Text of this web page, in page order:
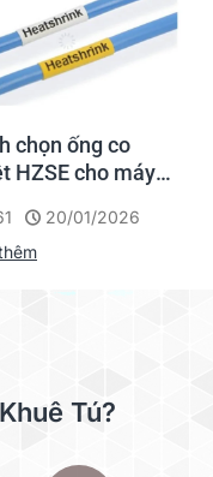
chọn ống co
HZSE cho máy in
20/01/2026
Tú?